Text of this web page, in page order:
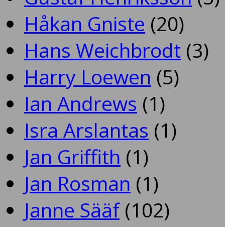
Håkan Gniste (20)
Hans Weichbrodt (3)
Harry Loewen (5)
Ian Andrews (1)
Isra Arslantas (1)
Jan Griffith (1)
Jan Rosman (1)
Janne Sääf(102)